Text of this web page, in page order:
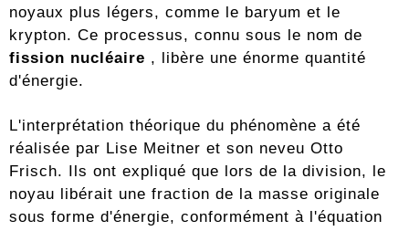
noyaux plus légers, comme le baryum et le
krypton. Ce processus, connu sous le nom de
fission nucléaire , libère une énorme quantité
d'énergie.
L'interprétation théorique du phénomène a été
réalisée par Lise Meitner et son neveu Otto
Frisch. Ils ont expliqué que lors de la division, le
noyau libérait une fraction de la masse originale
sous forme d'énergie, conformément à l'équation